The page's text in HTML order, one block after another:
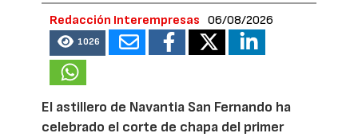
Redacción Interempresas 06/08/2026
1026
El astillero de Navantia San Fernando ha
celebrado el corte de chapa del primer